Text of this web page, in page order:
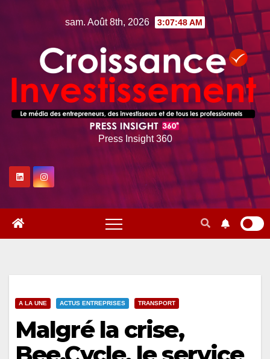
sam. Août 8th, 2026 3:07:49 AM
Press Insight 360
A LA UNE ACTUS ENTREPRISES TRANSPORT
Malgré la crise,